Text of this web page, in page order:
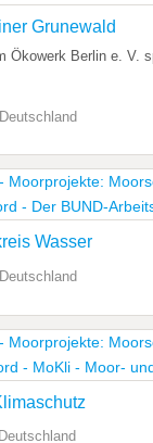
Grunewald
Ökowerk Berlin e. V.
Wasser